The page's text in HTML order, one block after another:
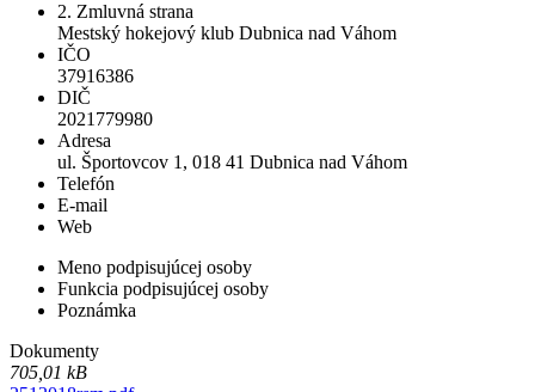
2. Zmluvná strana
Mestský hokejový klub Dubnica nad Váhom
IČO
37916386
DIČ
2021779980
Adresa
ul. Športovcov 1, 018 41 Dubnica nad Váhom
Telefón
E-mail
Web
Meno podpisujúcej osoby
Funkcia podpisujúcej osoby
Poznámka
Dokumenty
705,01 kB